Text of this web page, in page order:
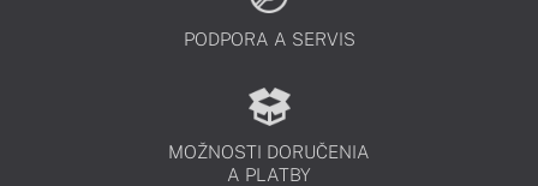
PODPORA A SERVIS
MOŽNOSTI DORUČENIA
A PLATBY